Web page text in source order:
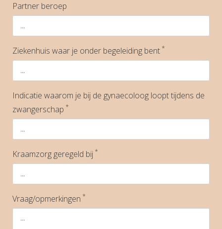
Partner beroep
Ziekenhuis waar je onder begeleiding bent *
Indicatie waarom je bij de gynaecoloog loopt tijdens de
zwangerschap *
Kraamzorg geregeld bij *
Vraag/opmerkingen *